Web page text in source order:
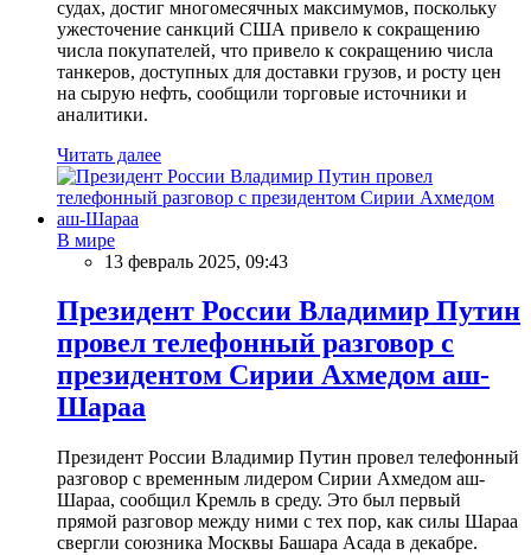
судах, достиг многомесячных максимумов, поскольку
ужесточение санкций США привело к сокращению
числа покупателей, что привело к сокращению числа
танкеров, доступных для доставки грузов, и росту цен
на сырую нефть, сообщили торговые источники и
аналитики.
Читать далее
В мире
13 февраль 2025, 09:43
Президент России Владимир Путин
провел телефонный разговор с
президентом Сирии Ахмедом аш-
Шараа
Президент России Владимир Путин провел телефонный
разговор с временным лидером Сирии Ахмедом аш-
Шараа, сообщил Кремль в среду. Это был первый
прямой разговор между ними с тех пор, как силы Шараа
свергли союзника Москвы Башара Асада в декабре.